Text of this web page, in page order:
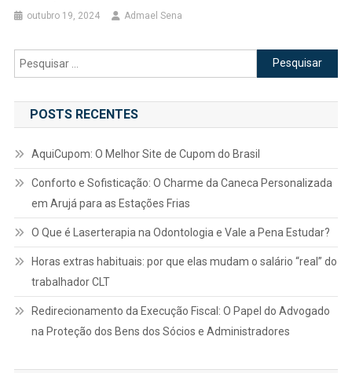
outubro 19, 2024 Admael Sena
Pesquisar
por:
POSTS RECENTES
AquiCupom: O Melhor Site de Cupom do Brasil
Conforto e Sofisticação: O Charme da Caneca Personalizada
em Arujá para as Estações Frias
O Que é Laserterapia na Odontologia e Vale a Pena Estudar?
Horas extras habituais: por que elas mudam o salário “real” do
trabalhador CLT
Redirecionamento da Execução Fiscal: O Papel do Advogado
na Proteção dos Bens dos Sócios e Administradores